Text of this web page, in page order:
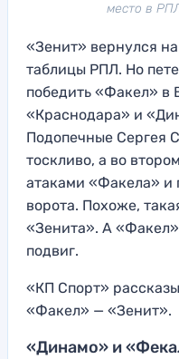
место в
«Зенит» вернулся
таблицы РПЛ. Но
победить «Факел» в
«Краснодара» и
Подопечные Сергея
тоскливо, а во
атаками «Факела» и
ворота. Похоже,
«Зенита». А
подвиг.
«КП Спорт»
«Факел» — «Зенит».
«Динамо» и